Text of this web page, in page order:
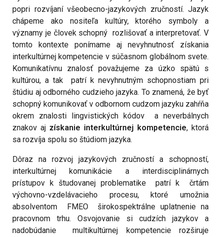
popri rozvíjaní všeobecno-jazykových zručností. Jazyk
chápeme ako nositeľa kultúry, ktorého symboly a
významy je človek schopný rozlišovať a interpretovať. V
tomto kontexte ponímame aj nevyhnutnosť získania
interkultúrnej kompetencie v súčasnom globálnom svete.
Komunikatívnu znalosť považujeme za úzko spätú s
kultúrou, a tak patrí k nevyhnutným schopnostiam pri
štúdiu aj odborného cudzieho jazyka. To znamená, že byť
schopný komunikovať v odbornom cudzom jazyku zahŕňa
okrem znalosti lingvistických kódov a neverbálnych
znakov aj získanie interkultúrnej kompetencie, ktorá
sa rozvíja spolu so štúdiom jazyka.
Dôraz na rozvoj jazykových zručností a schopností,
interkultúrnej komunikácie a interdisciplinárnych
prístupov k študovanej problematike patrí k črtám
výchovno-vzdelávacieho procesu, ktoré umožnia
absolventom FMEO širokospektrálne uplatnenie na
pracovnom trhu. Osvojovanie si cudzích jazykov a
nadobúdanie multikultúrnej kompetencie rozširuje